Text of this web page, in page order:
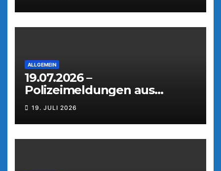
ALLGEMEIN
19.07.2026 –
Polizeimeldungen aus
Weiden
19. JULI 2026